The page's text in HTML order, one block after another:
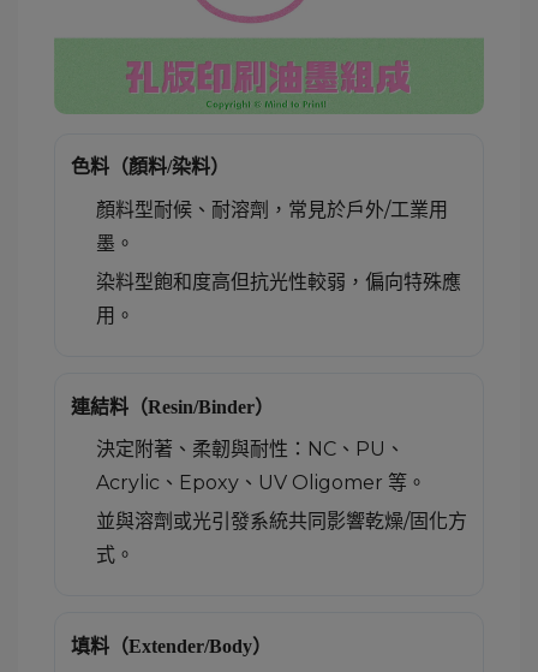
色料（顏料/染料）
顏料型耐候、耐溶劑，常見於戶外/工業用
墨。
染料型飽和度高但抗光性較弱，偏向特殊應
用。
連結料（Resin/Binder）
決定附著、柔韌與耐性：NC、PU、
Acrylic、Epoxy、UV Oligomer 等。
並與溶劑或光引發系統共同影響乾燥/固化方
式。
填料（Extender/Body）